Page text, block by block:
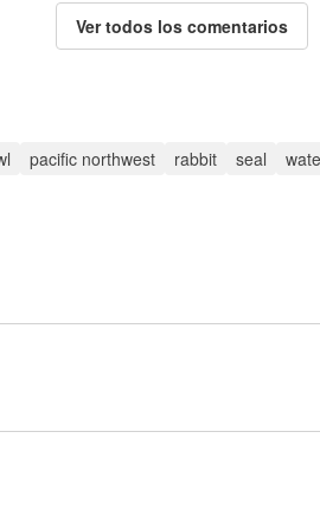
Ver todos los comentarios
pacific northwest rabbit seal